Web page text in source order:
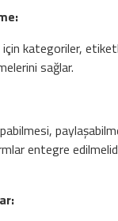
kategoriler,
sağlar.
entegre